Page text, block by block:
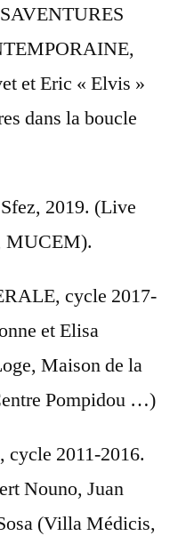
et Eric « Elvis »
dans la boucle
2019. (Live
MUCEM).
cycle 2017-
et Elisa
Maison de la
Pompidou …)
2011-2016.
Nouno, Juan
(Villa Médicis,